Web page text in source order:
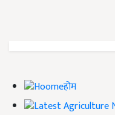
होम